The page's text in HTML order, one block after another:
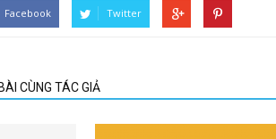
Facebook Twitter
BÀI CÙNG TÁC GIẢ